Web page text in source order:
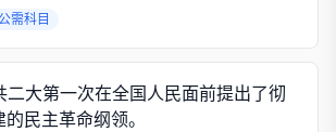
需科目
二大第一次在全国人民面前提出了彻
民主革命纲领。